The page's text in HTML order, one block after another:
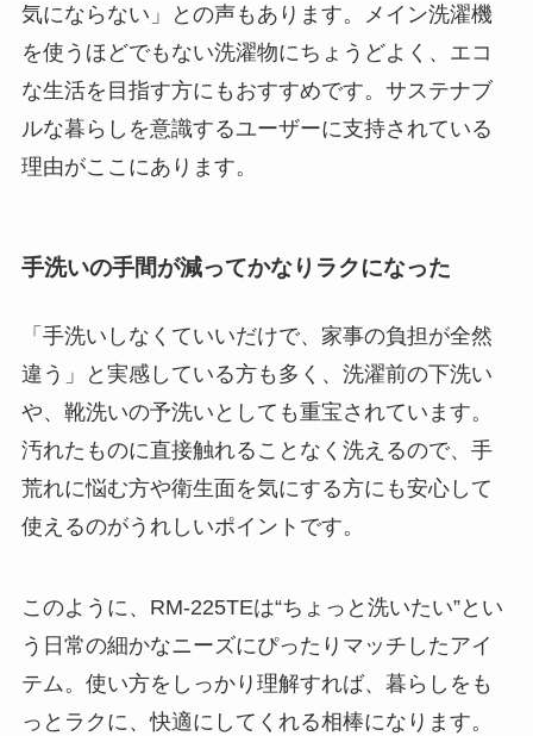
気にならない」との声もあります。メイン洗濯機
を使うほどでもない洗濯物にちょうどよく、エコ
な生活を目指す方にもおすすめです。サステナブ
ルな暮らしを意識するユーザーに支持されている
理由がここにあります。
手洗いの手間が減ってかなりラクになった
「手洗いしなくていいだけで、家事の負担が全然
違う」と実感している方も多く、洗濯前の下洗い
や、靴洗いの予洗いとしても重宝されています。
汚れたものに直接触れることなく洗えるので、手
荒れに悩む方や衛生面を気にする方にも安心して
使えるのがうれしいポイントです。
このように、RM-225TEは“ちょっと洗いたい”とい
う日常の細かなニーズにぴったりマッチしたアイ
テム。使い方をしっかり理解すれば、暮らしをも
っとラクに、快適にしてくれる相棒になります。